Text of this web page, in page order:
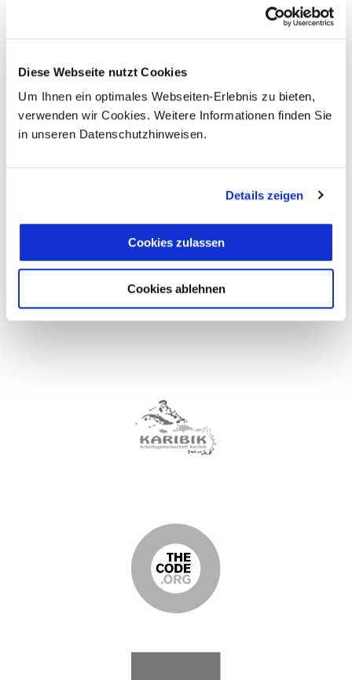
Diese Webseite nutzt Cookies
Um Ihnen ein optimales Webseiten-Erlebnis zu bieten,
verwenden wir Cookies. Weitere Informationen finden Sie
in unseren Datenschutzhinweisen.
Details zeigen
Cookies zulassen
Cookies ablehnen
Mitgliedschaften
seit über 25 Jahren in der
Touristikbranche etabliert.